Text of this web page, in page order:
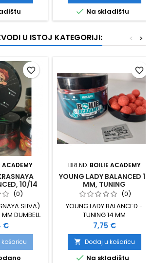
 Na skladištu
U ISTOJ KATEGORIJI: >
<
ACADEMY
10/14
(0)
SLIVA)
DUMBELL
€
favorite_border
BREND: BOILIE ACADEMY
YOUNG LADY BALANCED 14
MM, TUNING
(0)
YOUNG LADY BALANCED -
TUNING 14 MM
Cijena
7,75 €
 Dodaj u košaricu
 Na skladištu
favorite_border